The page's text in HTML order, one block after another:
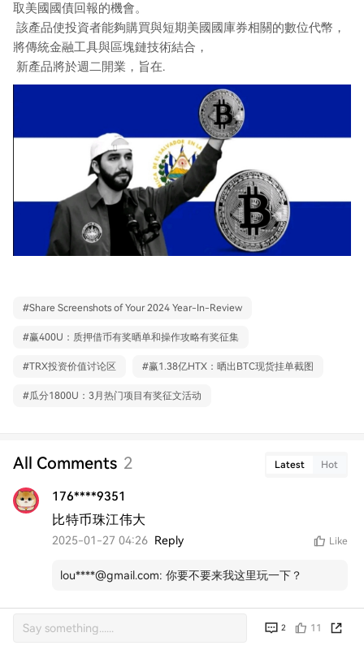
取美國國債回報的機會。
該產品使投資者能夠購買與短期美國國庫券相關的數位代幣，
將傳統金融工具與區塊鏈技術結合，
新產品將於週二開業，旨在.
#Share Screenshots of Your 2024 Year-In-Review
#赢400U：质押借币有奖晒单和操作攻略有奖征集
#TRX投资价值讨论区 #赢1.38亿HTX：晒出BTC现货挂单截图
#瓜分1800U：3月热门项目有奖征文活动
All Comments 2 Latest Hot
176****9351
比特币珠江伟大
2025-01-27 04:26 Reply Like
lou****@gmail.com: 你要不要来我这里玩一下？
2 11